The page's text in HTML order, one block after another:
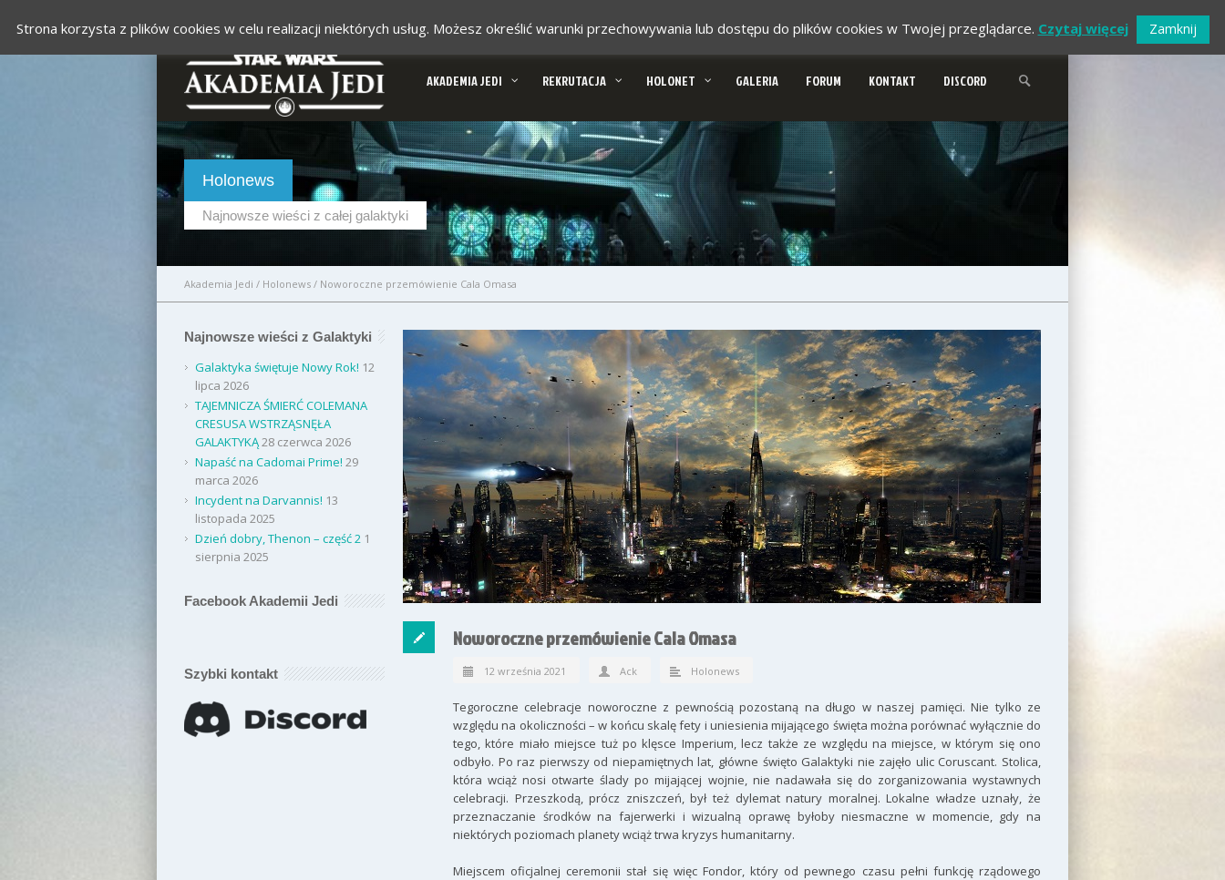
AKADEMIA JEDI REKRUTACJA HOLONET GALERIA FORUM KONTAKT DISCORD
Holonews
Najnowsze wieści z całej galaktyki
Akademia Jedi / Holonews / Noworoczne przemówienie Cala Omasa
Noworoczne przemówienie Cala Omasa
12 września 2021 Ack Holonews
Tegoroczne celebracje noworoczne z pewnością pozostaną na długo w naszej pamięci. Nie tylko ze
względu na okoliczności – w końcu skalę fety i uniesienia mijającego święta można porównać wyłącznie do
tego, które miało miejsce tuż po klęsce Imperium, lecz także ze względu na miejsce, w którym się ono
odbyło. Po raz pierwszy od niepamiętnych lat, główne święto Galaktyki nie zajęło ulic Coruscant. Stolica,
która wciąż nosi otwarte ślady po mijającej wojnie, nie nadawała się do zorganizowania wystawnych
celebracji. Przeszkodą, prócz zniszczeń, był też dylemat natury moralnej. Lokalne władze uznały, że
przeznaczanie środków na fajerwerki i wizualną oprawę byłoby niesmaczne w momencie, gdy na
niektórych poziomach planety wciąż trwa kryzys humanitarny.
Miejscem oficjalnej ceremonii stał się więc Fondor, który od pewnego czasu pełni funkcję rządowego
Najnowsze wieści z Galaktyki
Galaktyka świętuje Nowy Rok! 12
lipca 2026
TAJEMNICZA ŚMIERĆ COLEMANA
CRESUSA WSTRZĄSNĘŁA
GALAKTYKĄ28 czerwca 2026
Napaść na Cadomai Prime! 29
marca 2026
Incydent na Darvannis! 13
listopada 2025
Dzień dobry, Thenon – część 2 1
sierpnia 2025
Facebook Akademii Jedi
Szybki kontakt
Strona korzysta z plików cookies w celu realizacji niektórych usług. Możesz określić warunki przechowywania lub dostępu do plików cookies w Twojej przeglądarce. Czytaj więcej Zamknij